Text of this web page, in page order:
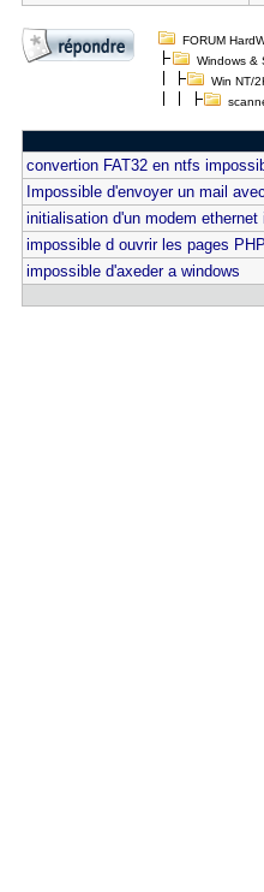
FORUM
Windows &
Win NT/
convertion FAT32 en ntfs
Impossible d'envoyer un mail
initialisation d'un modem ethernet
impossible d ouvrir les pages PHP
impossible d'axeder a windows